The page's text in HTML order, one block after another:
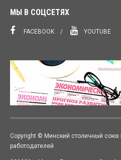
МЫ В СОЦСЕТЯХ
FACEBOOK YOUTUBE
Copyright © Минский столичный союз
работодателей